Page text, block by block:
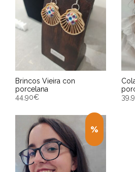
Brincos Vieira con
porcelana
44,90€
ENGADIR AO CARRIÑO
Entrega Estimada entre
11/08/2026 - 13/08/2026